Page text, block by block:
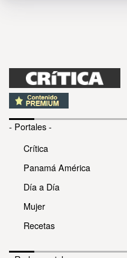
- Portales -
Crítica
Panamá América
Día a Día
Mujer
Recetas